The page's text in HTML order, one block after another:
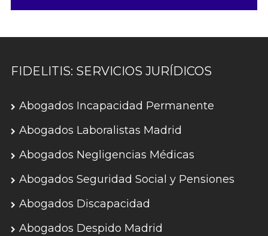
FIDELITIS: SERVICIOS JURÍDICOS
Abogados Incapacidad Permanente
Abogados Laboralistas Madrid
Abogados Negligencias Médicas
Abogados Seguridad Social y Pensiones
Abogados Discapacidad
Abogados Despido Madrid